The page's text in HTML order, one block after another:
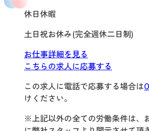
休日休暇
土日祝お休み(完全週休二日制)
お仕事詳細を見る
こちらの求人に応募する
この求人に電話で応募する場合は
けください。
※上記以外の全ての労働条件は、